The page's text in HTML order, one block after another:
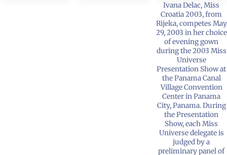
Ivana Delac, Miss
Croatia 2003, from
Rijeka, competes May
29, 2003 in her choice
of evening gown
during the 2003 Miss
Universe
Presentation Show at
the Panama Canal
Village Convention
Center in Panama
City, Panama. During
the Presentation
Show, each Miss
Universe delegate is
judged by a
preliminary panel of